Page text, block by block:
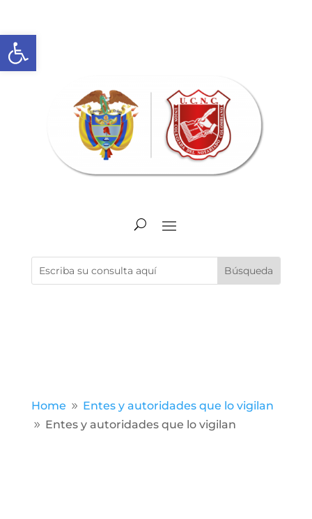
Abrir barra de herramientas
Home 9 Entes y autoridades que lo vigilan
9 Entes y autoridades que lo vigilan